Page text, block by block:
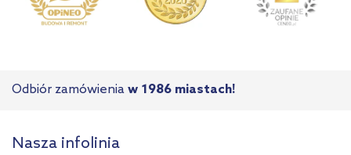
Odbiór zamówienia w 1986 miastach!
Nasza infolinia